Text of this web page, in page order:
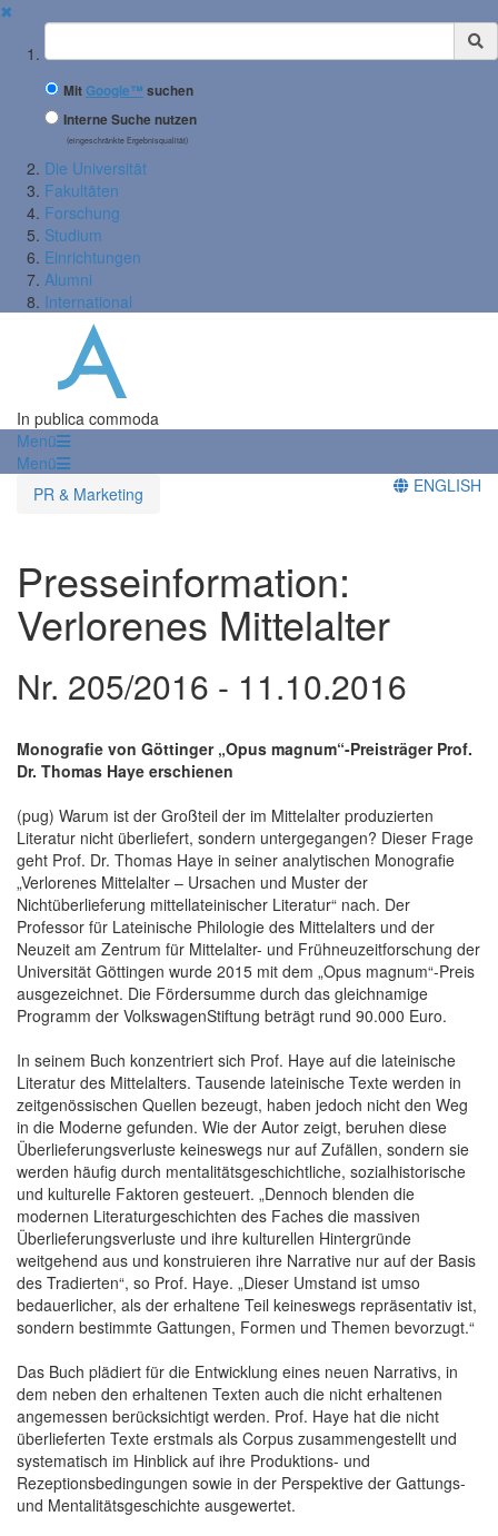
✖
Suchbegriff
MitGoogle™ suchen
Interne Suche nutzen
(eingeschränkte Ergebnisqualität)
Die Universität
Fakultäten
Forschung
Studium
Einrichtungen
Alumni
International
In publica commoda
Menü
Menü
PR & Marketing
ENGLISH
Presseinformation:
Verlorenes Mittelalter
Nr. 205/2016 - 11.10.2016
Monografie von Göttinger „Opus magnum“-Preisträger Prof.
Dr. Thomas Haye erschienen
(pug) Warum ist der Großteil der im Mittelalter produzierten
Literatur nicht überliefert, sondern untergegangen? Dieser Frage
geht Prof. Dr. Thomas Haye in seiner analytischen Monografie
„Verlorenes Mittelalter – Ursachen und Muster der
Nichtüberlieferung mittellateinischer Literatur“ nach. Der
Professor für Lateinische Philologie des Mittelalters und der
Neuzeit am Zentrum für Mittelalter- und Frühneuzeitforschung der
Universität Göttingen wurde 2015 mit dem „Opus magnum“-Preis
ausgezeichnet. Die Fördersumme durch das gleichnamige
Programm der VolkswagenStiftung beträgt rund 90.000 Euro.
In seinem Buch konzentriert sich Prof. Haye auf die lateinische
Literatur des Mittelalters. Tausende lateinische Texte werden in
zeitgenössischen Quellen bezeugt, haben jedoch nicht den Weg
in die Moderne gefunden. Wie der Autor zeigt, beruhen diese
Überlieferungsverluste keineswegs nur auf Zufällen, sondern sie
werden häufig durch mentalitätsgeschichtliche, sozialhistorische
und kulturelle Faktoren gesteuert. „Dennoch blenden die
modernen Literaturgeschichten des Faches die massiven
Überlieferungsverluste und ihre kulturellen Hintergründe
weitgehend aus und konstruieren ihre Narrative nur auf der Basis
des Tradierten“, so Prof. Haye. „Dieser Umstand ist umso
bedauerlicher, als der erhaltene Teil keineswegs repräsentativ ist,
sondern bestimmte Gattungen, Formen und Themen bevorzugt.“
Das Buch plädiert für die Entwicklung eines neuen Narrativs, in
dem neben den erhaltenen Texten auch die nicht erhaltenen
angemessen berücksichtigt werden. Prof. Haye hat die nicht
überlieferten Texte erstmals als Corpus zusammengestellt und
systematisch im Hinblick auf ihre Produktions- und
Rezeptionsbedingungen sowie in der Perspektive der Gattungs-
und Mentalitätsgeschichte ausgewertet.